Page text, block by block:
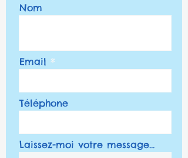
Nom
Email
Téléphone
Laissez-moi votre message...